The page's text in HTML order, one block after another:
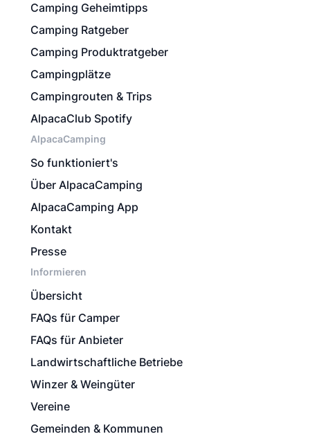
Camping Geheimtipps
Camping Ratgeber
Camping Produktratgeber
Campingplätze
Campingrouten & Trips
AlpacaClub Spotify
AlpacaCamping
So funktioniert's
Über AlpacaCamping
AlpacaCamping App
Kontakt
Presse
Informieren
Übersicht
FAQs für Camper
FAQs für Anbieter
Landwirtschaftliche Betriebe
Winzer & Weingüter
Vereine
Gemeinden & Kommunen